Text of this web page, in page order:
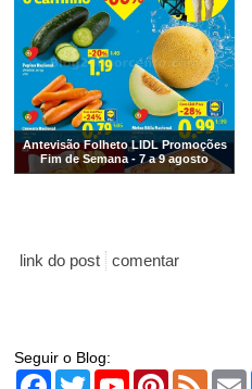
Antevisão Folheto LIDL Promoções
Fim de Semana - 7 a 9 agosto
link do post comentar
Seguir o Blog:
Facebook
TwitterYouTubePinterest
Feed